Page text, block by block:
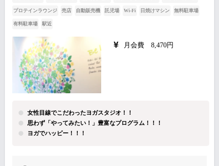
プロテインラウンジ 売店 自動販売機 託児場 Wi-Fi 日焼けマシン 無料駐車場
有料駐車場 駅近
月会費 8,470円
女性目線でこだわったヨガスタジオ！！
思わず「やってみたい！」豊富なプログラム！！！
ヨガでハッピー！！！